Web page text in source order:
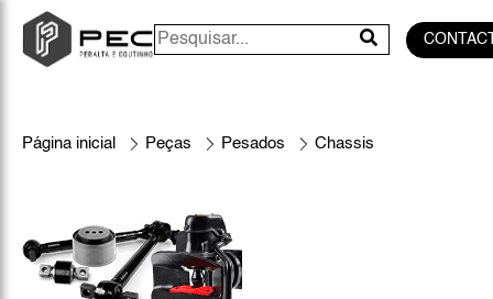
Página inicial Peças Pesados Chassis